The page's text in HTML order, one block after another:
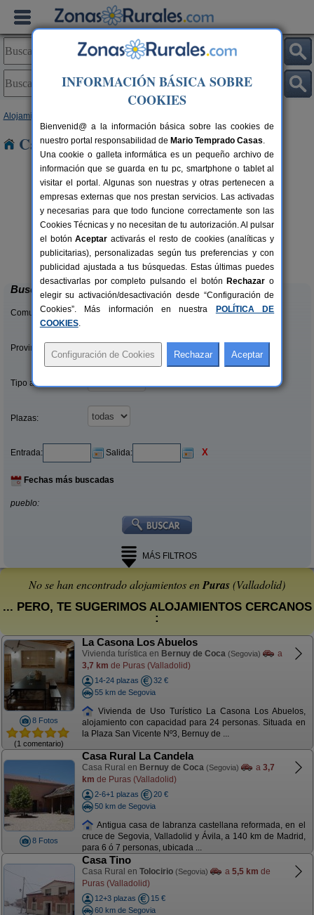
Alojamientos
Casas Rurales cerca de Puras
6 pers.
desde20 €
El Herrero de Pollos
Pollos (Valladolid)
Buscar
Comunidades:
Provincias/Islas:
Tipo alquiler:
Plazas:
Entrada: Salida: X
Fechas más buscadas
pueblo:
MÁS FILTROS
No se han encontrado alojamientos enPuras(Valladolid)
... PERO, TE SUGERIMOS ALOJAMIENTOS CERCANOS
:
8 Fotos
(1 comentario)
La Casona Los Abuelos
Vivienda turística en Bernuy de Coca (Segovia)
a
3,7 km de Puras (Valladolid)
14-24 plazas
32 €
55 km de Segovia
Vivienda de Uso Turístico La Casona Los Abuelos,
alojamiento con capacidad para 24 personas. Situada en
la Plaza San Vicente Nº3, Bernuy de ...
8 Fotos
Casa Rural La Candela
Casa Rural en Bernuy de Coca (Segovia) a 3,7
km de Puras (Valladolid)
2-6+1 plazas
20 €
50 km de Segovia
Antigua casa de labranza castellana reformada, en el
cruce de Segovia, Valladolid y Ávila, a 140 km de Madrid,
para 6 ó 7 personas, ubicada ...
Casa Tino
Casa Rural en Tolocirio (Segovia) a 5,5 km de
Puras (Valladolid)
12+3 plazas
15 €
60 km de Segovia
INFORMACIÓN BÁSICA SOBRE
COOKIES
Bienvenid@ a la información básica sobre las cookies de
nuestro portal responsabilidad de Mario Temprado Casas.
Una cookie o galleta informática es un pequeño archivo de
información que se guarda en tu pc, smartphone o tablet al
visitar el portal. Algunas son nuestras y otras pertenecen a
empresas externas que nos prestan servicios. Las activadas
y necesarias para que todo funcione correctamente son las
Cookies Técnicas y no necesitan de tu autorización. Al pulsar
el botónAceptar activarás el resto de cookies (analíticas y
publicitarias), personalizadas según tus preferencias y con
publicidad ajustada a tus búsquedas. Estas últimas puedes
desactivarlas por completo pulsando el botón Rechazar o
elegir su activación/desactivación desde “Configuración de
Cookies”. Más información en nuestra
POLÍTICA DE
COOKIES.